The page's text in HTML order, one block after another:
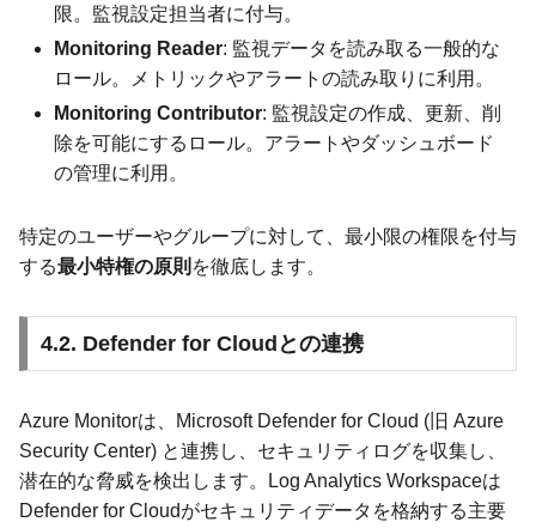
限。監視設定担当者に付与。
Monitoring Reader: 監視データを読み取る一般的な
ロール。メトリックやアラートの読み取りに利用。
Monitoring Contributor: 監視設定の作成、更新、削
除を可能にするロール。アラートやダッシュボード
の管理に利用。
特定のユーザーやグループに対して、最小限の権限を付与
する最小特権の原則 を徹底します。
4.2. Defender for Cloudとの連携
Azure Monitorは、Microsoft Defender for Cloud (旧 Azure
Security Center) と連携し、セキュリティログを収集し、
潜在的な脅威を検出します。Log Analytics Workspaceは
Defender for Cloudがセキュリティデータを格納する主要